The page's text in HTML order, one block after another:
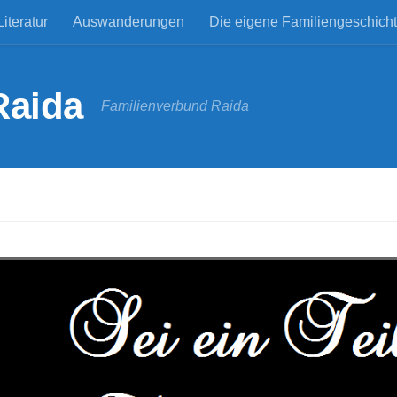
Literatur Auswanderungen Die eigene
Familienverbund Raida